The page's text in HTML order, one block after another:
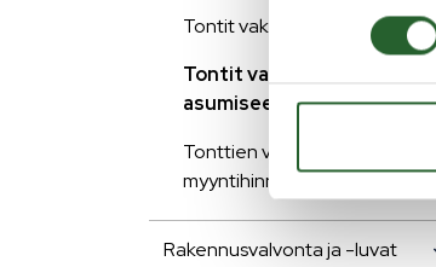
Tontit vakituiseen asumiseen
Tontit vapaa-ajan
asumiseen
Tonttien vuokrat ja
myyntihinnat
Rakennusvalvonta ja -luvat